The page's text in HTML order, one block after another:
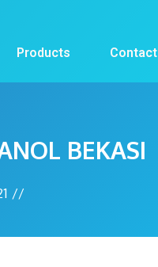
Products Contact
BEKASI
//